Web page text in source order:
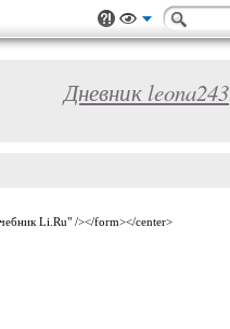
Дневник leona243
Li.Ru" /></form></center>